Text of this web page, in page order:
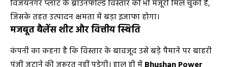
विजयनगर प्लांट के ब्राउनफील्ड विस्तार को भी मंजूरी मिल चुकी है,
जिसके तहत उत्पादन क्षमता में बड़ा इजाफा होगा।
मजबूत बैलेंस शीट और वित्तीय स्थिति
कंपनी का कहना है कि विस्तार के बावजूद उसे बड़े पैमाने पर बाहरी